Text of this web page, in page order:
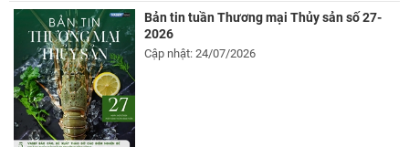
Bản tin tuần Thương mại Thủy sản số 27-
2026
Cập nhật: 24/07/2026